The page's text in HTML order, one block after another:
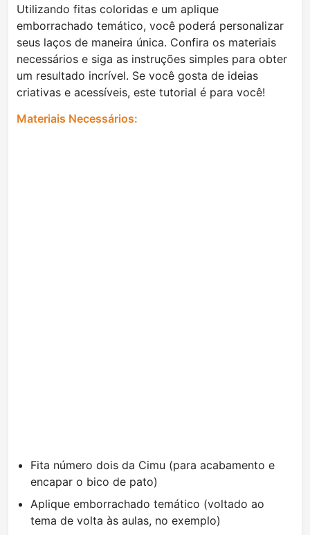
Utilizando fitas coloridas e um aplique
emborrachado temático, você poderá personalizar
seus laços de maneira única. Confira os materiais
necessários e siga as instruções simples para obter
um resultado incrível. Se você gosta de ideias
criativas e acessíveis, este tutorial é para você!
Materiais Necessários:
Fita número dois da Cimu (para acabamento e
encapar o bico de pato)
Aplique emborrachado temático (voltado ao
tema de volta às aulas, no exemplo)